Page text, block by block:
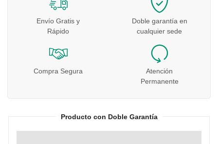
Envío Gratis y
Rápido
Doble garantía en
cualquier sede
Compra Segura
Atención
Permanente
Producto con Doble Garantía